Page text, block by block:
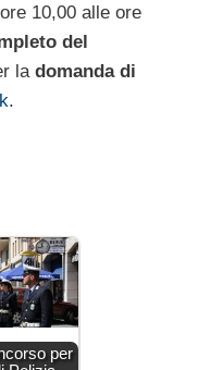
10,00 alle ore
del
la domanda di
.
per